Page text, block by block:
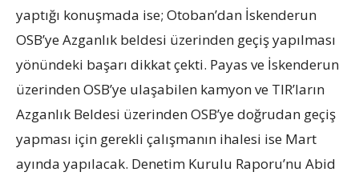
yaptığı konuşmada ise; Otoban’dan İskenderun
OSB’ye Azganlık beldesi üzerinden geçiş yapılması
yönündeki başarı dikkat çekti. Payas ve İskenderun
üzerinden OSB’ye ulaşabilen kamyon ve TIR’ların
Azganlık Beldesi üzerinden OSB’ye doğrudan geçiş
yapması için gerekli çalışmanın ihalesi ise Mart
ayında yapılacak. Denetim Kurulu Raporu’nu Abid